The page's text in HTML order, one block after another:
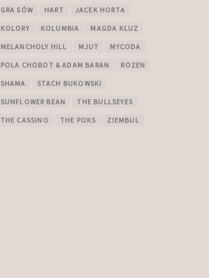
GRA SÓW HART JACEK HORTA
KOLORY KOLUMBIA MAGDA KLUZ
MELANCHOLY HILL MJUT MYCODA
POLA CHOBOT & ADAM BARAN ROZEN
SHAMA STACH BUKOWSKI
SUNFLOWER BEAN THE BULLSEYES
THE CASSINO THE POKS ZIEMBUL